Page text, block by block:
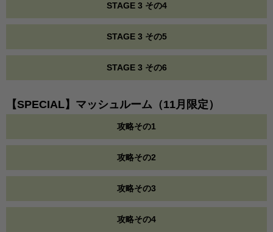
STAGE 3 その4
STAGE 3 その5
STAGE 3 その6
【SPECIAL】マッシュルーム（11月限定）
攻略その1
攻略その2
攻略その3
攻略その4